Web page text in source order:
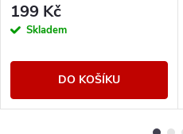
199 Kč
Skladem
DO KOŠÍKU